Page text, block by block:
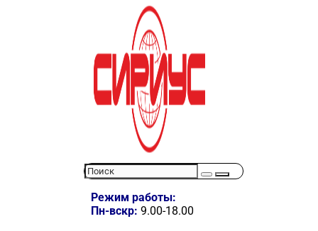
Режим работы:
Пн-вскр: 9.00-18.00